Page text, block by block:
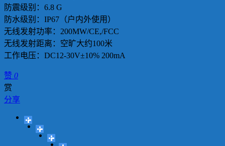
防震级别：6.8 G
防水级别：IP67（户内外使用）
无线发射功率：200MW/CE,/FCC
无线发射距离：空旷大约100米
工作电压：DC12-30V±10% 200mA
赞 0
赏
分享